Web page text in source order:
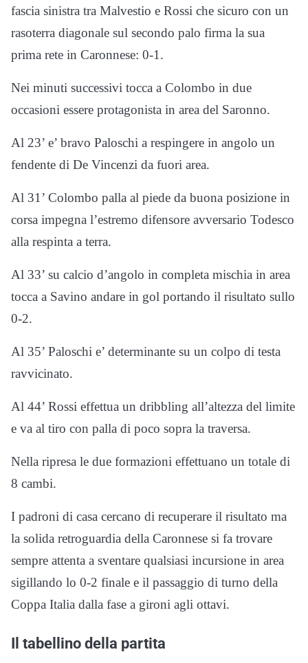
fascia sinistra tra Malvestio e Rossi che sicuro con un
rasoterra diagonale sul secondo palo firma la sua
prima rete in Caronnese: 0-1.
Nei minuti successivi tocca a Colombo in due
occasioni essere protagonista in area del Saronno.
Al 23’ e’ bravo Paloschi a respingere in angolo un
fendente di De Vincenzi da fuori area.
Al 31’ Colombo palla al piede da buona posizione in
corsa impegna l’estremo difensore avversario Todesco
alla respinta a terra.
Al 33’ su calcio d’angolo in completa mischia in area
tocca a Savino andare in gol portando il risultato sullo
0-2.
Al 35’ Paloschi e’ determinante su un colpo di testa
ravvicinato.
Al 44’ Rossi effettua un dribbling all’altezza del limite
e va al tiro con palla di poco sopra la traversa.
Nella ripresa le due formazioni effettuano un totale di
8 cambi.
I padroni di casa cercano di recuperare il risultato ma
la solida retroguardia della Caronnese si fa trovare
sempre attenta a sventare qualsiasi incursione in area
sigillando lo 0-2 finale e il passaggio di turno della
Coppa Italia dalla fase a gironi agli ottavi.
Il tabellino della partita